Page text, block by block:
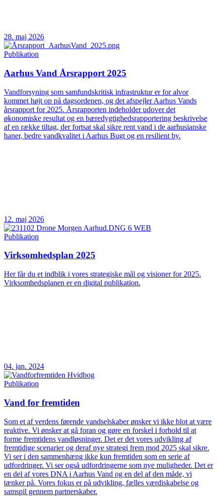
28. maj 2026
Publikation
Aarhus Vand Årsrapport 2025
Vandforsyning som samfundskritisk infrastruktur er for alvor
kommet højt op på dagsordenen, og det afspejler Aarhus Vands
årsrapport for 2025. Årsrapporten indeholder udover det
økonomiske resultat og en bæredygtighedsrapportering beskrivelse
af en række tiltag, der fortsat skal sikre rent vand i de aarhusianske
haner, bedre vandkvalitet i Aarhus Bugt og en resilient by.
12. maj 2026
Publikation
Virksomhedsplan 2025
Her får du et indblik i vores strategiske mål og visioner for 2025.
Virksomhedsplanen er en digital publikation.
04. jan. 2024
Publikation
Vand for fremtiden
Som et af verdens førende vandselskaber ønsker vi ikke blot at være
reaktive. Vi ønsker at gå foran og gøre en forskel i forhold til at
forme fremtidens vandløsninger. Det er det vores udvikling af
fremtidige scenarier og deraf nye strategi frem mod 2025 skal sikre.
Vi ser i den sammenhæng ikke kun fremtiden som en serie af
udfordringer. Vi ser også udfordringerne som nye muligheder. Det er
en del af vores DNA i Aarhus Vand og en del af den måde, vi
tænker på. Vores fokus er på udvikling, fælles værdiskabelse og
samspil gennem partnerskaber.